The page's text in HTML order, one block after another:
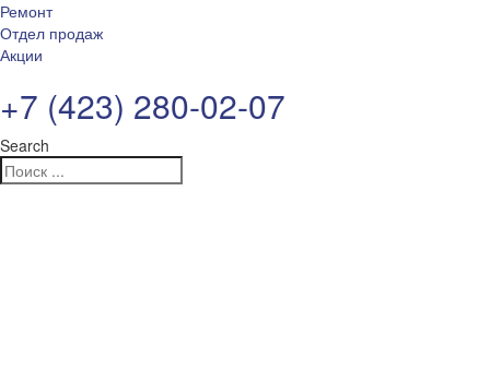
Ремонт
Отдел продаж
Акции
+7 (423) 280-02-07
Search